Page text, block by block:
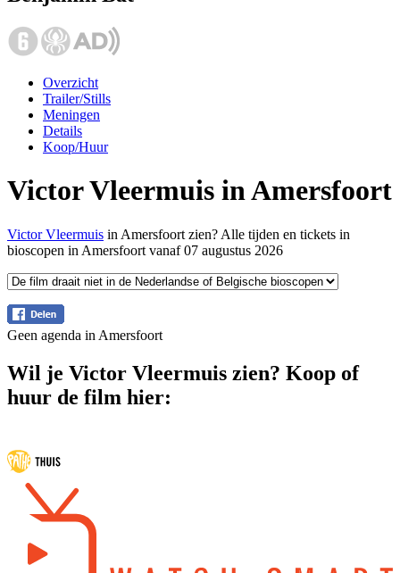
Overzicht
Trailer/Stills
Meningen
Details
Koop/Huur
Victor Vleermuis in Amersfoort
Victor Vleermuis in Amersfoort zien? Alle tijden en tickets in
bioscopen in Amersfoort vanaf 07 augustus 2026
Geen agenda in Amersfoort
Wil je Victor Vleermuis zien? Koop of
huur de film hier: